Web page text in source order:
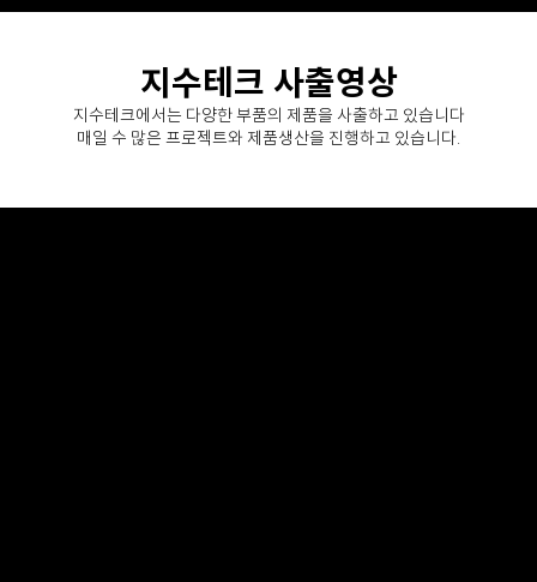
지수테크 사출영상
지수테크에서는 다양한 부품의 제품을 사출하고 있습니다
매일 수 많은 프로젝트와 제품생산을 진행하고 있습니다.